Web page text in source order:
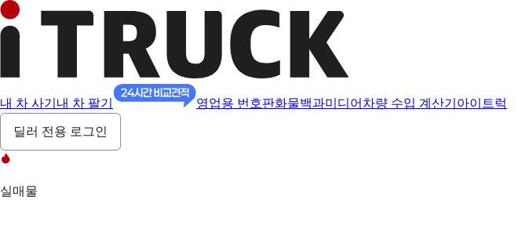
내 차 사기 내 차 팔기 영업용 번호판화물백과미디어 차량 수입 계산기 아이트럭
딜러 전용 로그인
실매물